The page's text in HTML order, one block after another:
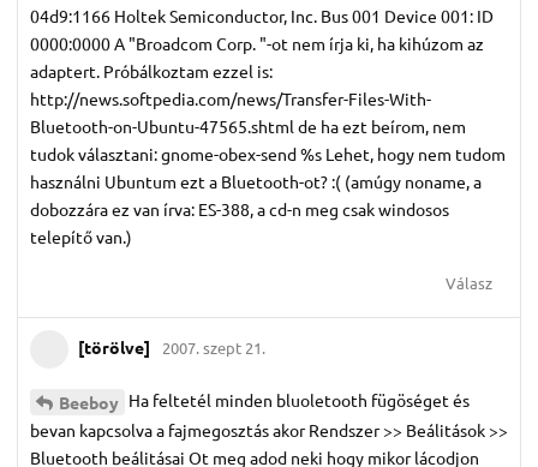
04d9:1166 Holtek Semiconductor, Inc. Bus 001 Device 001: ID
0000:0000 A "Broadcom Corp. "-ot nem írja ki, ha kihúzom az
adaptert. Próbálkoztam ezzel is:
http://news.softpedia.com/news/Transfer-Files-With-
Bluetooth-on-Ubuntu-47565.shtml de ha ezt beírom, nem
tudok választani: gnome-obex-send %s Lehet, hogy nem tudom
használni Ubuntum ezt a Bluetooth-ot? :( (amúgy noname, a
dobozzára ez van írva: ES-388, a cd-n meg csak windosos
telepítő van.)
Válasz
[törölve] 2007. szept 21.
Beeboy Ha feltetél minden bluoletooth fügöséget és
bevan kapcsolva a fajmegosztás akor Rendszer >> Beálitások >>
Bluetooth beálitásai Ot meg adod neki hogy mikor lácodjon